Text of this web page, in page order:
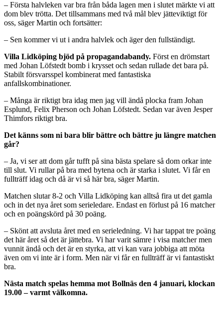
– Första halvleken var bra från båda lagen men i slutet märkte vi att
dom blev trötta. Det tillsammans med två mål blev jätteviktigt för
oss, säger Martin och fortsätter:
– Sen kommer vi ut i andra halvlek och äger den fullständigt.
Villa Lidköping bjöd på propagandabandy. Först en drömstart
med Johan Löfstedt bomb i krysset och sedan rullade det bara på.
Stabilt försvarsspel kombinerat med fantastiska
anfallskombinationer.
– Många är riktigt bra idag men jag vill ändå plocka fram Johan
Esplund, Felix Pherson och Johan Löfstedt. Sedan var även Jesper
Thimfors riktigt bra.
Det känns som ni bara blir bättre och bättre ju längre matchen
går?
– Ja, vi ser att dom går tufft på sina bästa spelare så dom orkar inte
till slut. Vi rullar på bra med bytena och är starka i slutet. Vi får en
fullträff idag och då är vi så här bra, säger Martin.
Matchen slutar 8-2 och Villa Lidköping kan alltså fira ut det gamla
och in det nya året som serieledare. Endast en förlust på 16 matcher
och en poängskörd på 30 poäng.
– Skönt att avsluta året med en serieledning. Vi har tappat tre poäng
det här året så det är jättebra. Vi har varit sämre i visa matcher men
vunnit ändå och det är en styrka, att vi kan vara jobbiga att möta
även om vi inte är i form. Men när vi får en fullträff är vi fantastiskt
bra.
Nästa match spelas hemma mot Bollnäs den 4 januari, klockan
19.00 – varmt välkomna.